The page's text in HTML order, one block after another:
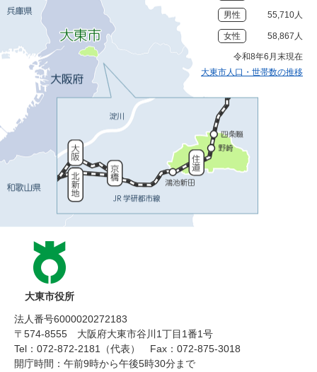
男性 55,710人
女性 58,867人
令和8年6月末現在
大東市人口・世帯数の推移
大東市役所
法人番号6000020272183
〒574-8555 大阪府大東市谷川1丁目1番1号
Tel：072-872-2181（代表）
Fax：072-875-3018
開庁時間：午前9時から午後5時30分まで